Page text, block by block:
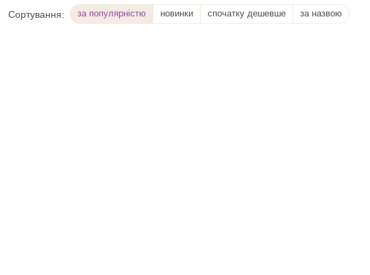
Сортування: за популярністю новинки спочатку дешевше за назвою